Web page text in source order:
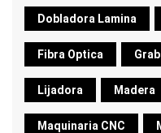
Dobladora Lamina
Fibra Optica
Lijadora Madera
Maquinaria CNC